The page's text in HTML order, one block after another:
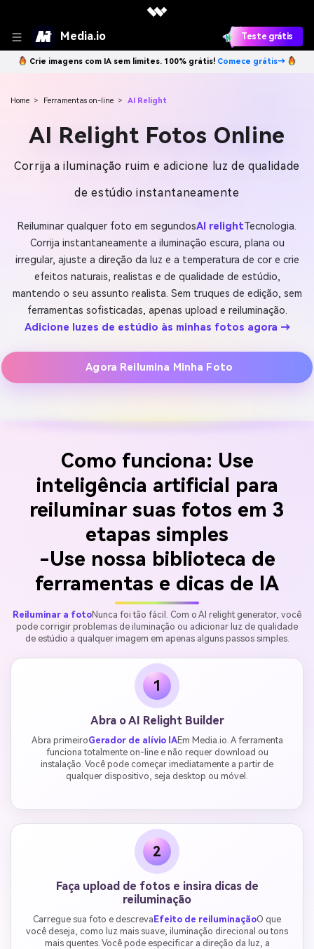
Media.io Teste grátis
Crie imagens com IA sem limites. 100% grátis! Comece grátis→
Home > Ferramentas on-line > AI Relight
AI Relight Fotos Online
Corrija a iluminação ruim e adicione luz de qualidade
de estúdio instantaneamente
Reiluminar qualquer foto em segundosAI relightTecnologia.
Corrija instantaneamente a iluminação escura, plana ou
irregular, ajuste a direção da luz e a temperatura de cor e crie
efeitos naturais, realistas e de qualidade de estúdio,
mantendo o seu assunto realista. Sem truques de edição, sem
ferramentas sofisticadas, apenas upload e reiluminação.
Adicione luzes de estúdio às minhas fotos agora →
Agora Reilumina Minha Foto
Como funciona: Use
inteligência artificial para
reiluminar suas fotos em 3
etapas simples
-Use nossa biblioteca de
ferramentas e dicas de IA
Reiluminar a fotoNunca foi tão fácil. Com o AI relight generator, você
pode corrigir problemas de iluminação ou adicionar luz de qualidade
de estúdio a qualquer imagem em apenas alguns passos simples.
1
Abra o AI Relight Builder
Abra primeiroGerador de alívio IAEm Media.io. A ferramenta
funciona totalmente on-line e não requer download ou
instalação. Você pode começar imediatamente a partir de
qualquer dispositivo, seja desktop ou móvel.
2
Faça upload de fotos e insira dicas de
reiluminação
Carregue sua foto e descreva Efeito de reiluminaçãoO que
você deseja, como luz mais suave, iluminação direcional ou tons
mais quentes. Você pode especificar a direção da luz, a